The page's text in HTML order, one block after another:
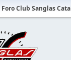
Foro Club Sanglas